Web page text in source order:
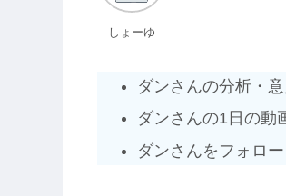
しょーゆ
ダンさんの分析・
ダンさんの1日の動
ダンさんをフォロ